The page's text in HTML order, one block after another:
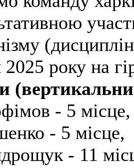
року на
- 5 місце,
- 5 місце,
- 11